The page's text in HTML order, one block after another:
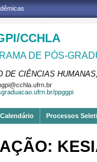
CCHLA
DE PÓS-
DE CIÊNCIAS
ppggpi
Calendário Processos